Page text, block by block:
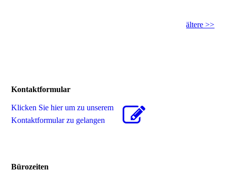
ältere >>
Kontaktformular
Klicken Sie hier um zu unserem
Kon­takt­for­mu­lar zu gelangen
Bürozeiten